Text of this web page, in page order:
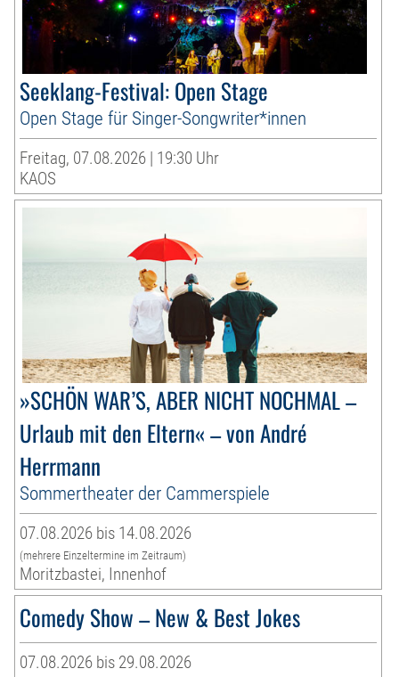
Seeklang-Festival: Open Stage
Open Stage für Singer-Songwriter*innen
Freitag, 07.08.2026 | 19:30 Uhr
KAOS
»SCHÖN WAR’S, ABER NICHT NOCHMAL –
Urlaub mit den Eltern« – von André
Herrmann
Sommertheater der Cammerspiele
07.08.2026 bis 14.08.2026
(mehrere Einzeltermine im Zeitraum)
Moritzbastei, Innenhof
Comedy Show – New & Best Jokes
07.08.2026 bis 29.08.2026